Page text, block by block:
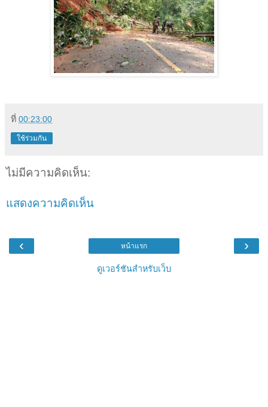
ที่ 00:23:00
ใช้ร่วมกัน
ไม่มีความคิดเห็น:
แสดงความคิดเห็น
‹ ›
หน้าแรก
ดูเวอร์ชันสำหรับเว็บ